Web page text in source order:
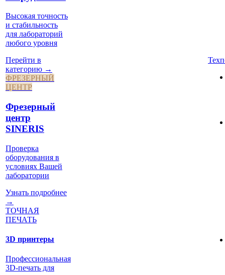
Высокая точность
и стабильность
для лабораторий
любого уровня
Перейти в
категорию →
ФРЕЗЕРНЫЙ
ЦЕНТР
Фрезерный
центр
SINERIS
Проверка
оборудования в
условиях Вашей
лаборатории
Узнать подробнее
→
ТОЧНАЯ
ПЕЧАТЬ
3D принтеры
Профессиональная
3D-печать для